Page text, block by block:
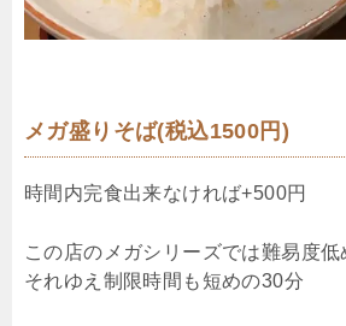
メガ盛りそば(税込1500円)
時間内完食出来なければ+500円
この店のメガシリーズでは難易度
それゆえ制限時間も短めの30分